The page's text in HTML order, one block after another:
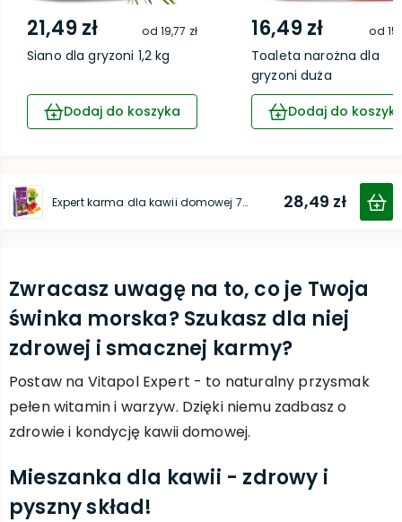
21,49 zł od 19,77 zł
Siano dla gryzoni 1,2 kg
Dodaj do koszyka
16,49 zł od
Toaleta narożna dla
gryzoni duża
Dodaj do
Expert karma dla kawii domowej 750 g 28,49 zł
Zwracasz uwagę na to, co je Twoja
świnka morska? Szukasz dla niej
zdrowej i smacznej karmy?
Postaw na Vitapol Expert - to naturalny przysmak
pełen witamin i warzyw. Dzięki niemu zadbasz o
zdrowie i kondycję kawii domowej.
Mieszanka dla kawii - zdrowy i
pyszny skład!